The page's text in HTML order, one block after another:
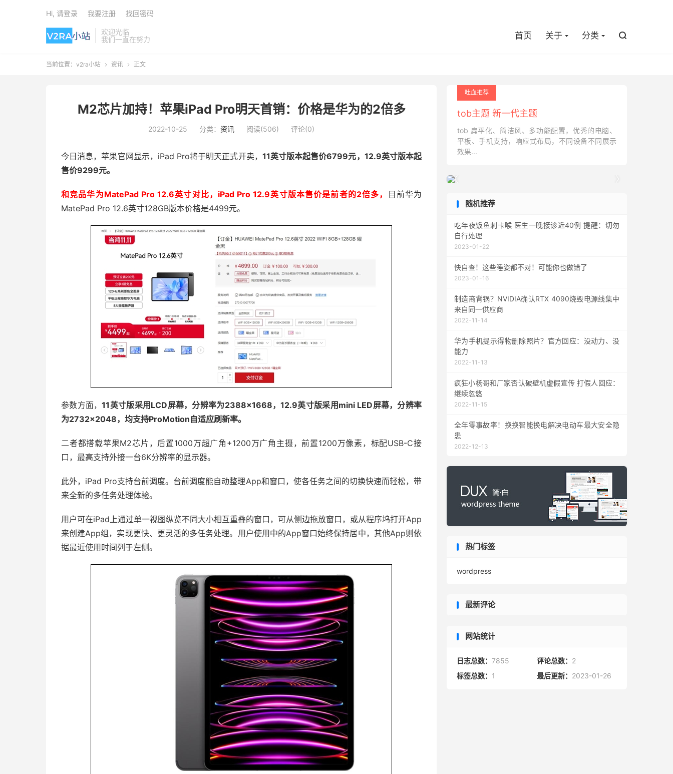
欢迎光临
我们一直在努力
首页 关于 分类 
Hi, 请登录 我要注册 找回密码
当前位置： v2ra小站  资讯  正文
M2芯片加持！苹果iPad Pro明天首销：价格是华为的2倍多
2022-10-25 分类： 资讯 阅读(506) 评论(0)
今日消息，苹果官网显示，iPad Pro将于明天正式开卖， 11英寸版本起售价6799元，12.9英寸版本起
售价9299元。
和竞品华为MatePad Pro 12.6英寸对比，iPad Pro 12.9英寸版本售价是前者的2倍多，
目前华为
MatePad Pro 12.6英寸128GB版本价格是4499元。
参数方面，11英寸版采用LCD屏幕，分辨率为2388×1668，12.9英寸版采用mini LED屏幕，分辨率
为2732×2048，均支持ProMotion自适应刷新率。
二者都搭载苹果M2芯片，后置1000万超广角+1200万广角主摄，前置1200万像素，标配USB-C接
口，最高支持外接一台6K分辨率的显示器。
此外，iPad Pro支持台前调度。台前调度能自动整理App和窗口，使各任务之间的切换快速而轻松，带
来全新的多任务处理体验。
用户可在iPad上通过单一视图纵览不同大小相互重叠的窗口，可从侧边拖放窗口，或从程序坞打开App
来创建App组，实现更快、更灵活的多任务处理。用户使用中的App窗口始终保持居中，其他App则依
据最近使用时间列于左侧。
吐血推荐
tob主题 新一代主题
tob 扁平化、简洁风、多功能配置，优秀的电脑、
平板、手机支持，响应式布局，不同设备不同展示
效果...

随机推荐
吃年夜饭鱼刺卡喉 医生一晚接诊近40例 提醒：切勿
自行处理
2023-01-22
快自查！这些睡姿都不对！可能你也做错了
2023-01-16
制造商背锅？NVIDIA确认RTX 4090烧毁电源线集中
来自同一供应商
2022-11-14
华为手机提示得物删除照片？官方回应：没动力、没
能力
2022-11-13
疯狂小杨哥和厂家否认破壁机虚假宣传 打假人回应：
继续忽悠
2022-11-15
全年零事故率！换换智能换电解决电动车最大安全隐
患
2022-12-13
热门标签
wordpress
最新评论
网站统计
日志总数： 7855 评论总数： 2
标签总数： 1 最后更新： 2023-01-26